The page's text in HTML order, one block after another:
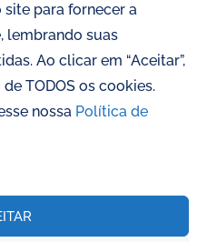
para fornecer a
lembrando suas
Ao clicar em “Aceitar”,
TODOS os cookies.
nossa Política de
Meu: Educação
Escola Municipal
[…]